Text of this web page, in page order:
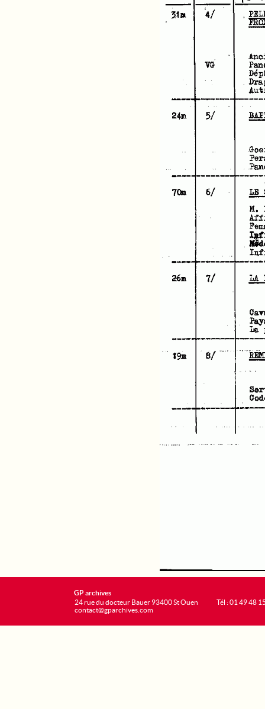
GP archives
24 rue du docteur Bauer 93400 St Ouen
contact@gparchives.com
Tél : 01 49 48